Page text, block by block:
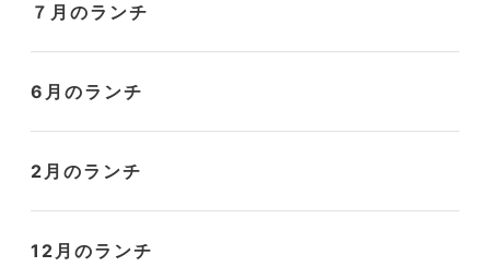
７月のランチ
6月のランチ
2月のランチ
12月のランチ